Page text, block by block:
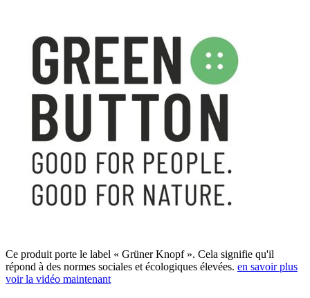
Ce produit porte le label « Grüner Knopf ». Cela signifie qu'il
répond à des normes sociales et écologiques élevées. en savoir plus
voir la vidéo maintenant